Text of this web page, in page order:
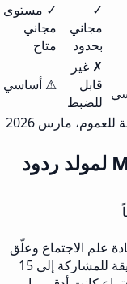
✓
مجاني
بحدود
✓ مستوى
مجاني
متاح
✗ غير
قابل
للضبط
⚠ أساسي
مارس 2026
ما يقوله الطلاب عن Musely لمولد ردود
علم الاجتماع وعلّق
المحاضر على تنظيم حجتي. انتقلت من 40 دقيقة للمشاركة إلى 15